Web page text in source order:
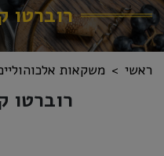
רוברטו
ראשי משקאות
רוברטו